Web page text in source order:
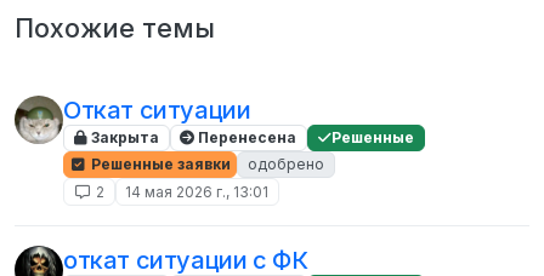
Похожие темы
Откат ситуации
Закрыта Перенесена
Решенные
Решенные заявки
одобрено
2
14 мая 2026 г., 13:01
откат ситуации с ФК